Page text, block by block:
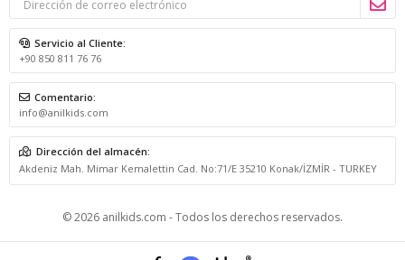
Servicio al Cliente:
+90 850 811 76 76
Comentario:
info@anilkids.com
Dirección del almacén:
Akdeniz Mah. Mimar Kemalettin Cad. No:71/E 35210 Konak/İZMİR - TURKEY
© 2026 anilkids.com - Todos los derechos reservados.